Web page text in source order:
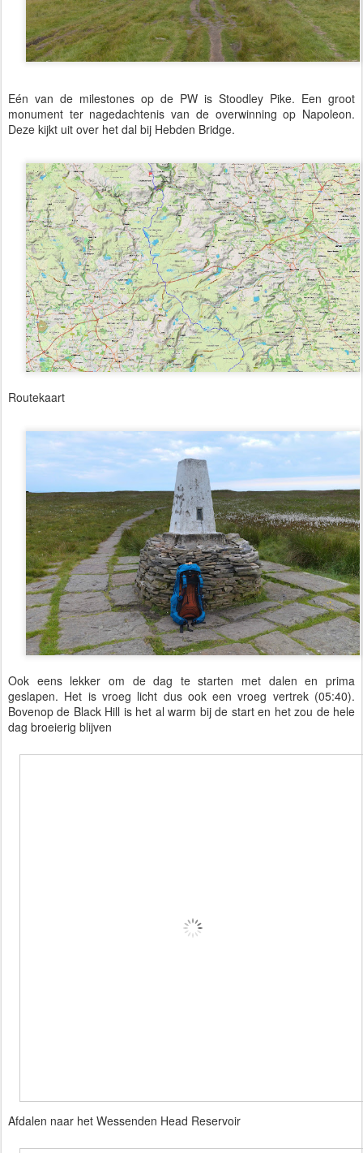
Eén van de milestones op de PW is Stoodley Pike. Een groot
monument ter nagedachtenis van de overwinning op Napoleon.
Deze kijkt uit over het dal bij Hebden Bridge.
Routekaart
Ook eens lekker om de dag te starten met dalen en prima
geslapen. Het is vroeg licht dus ook een vroeg vertrek (05:40).
Bovenop de Black Hill is het al warm bij de start en het zou de hele
dag broeierig blijven
Afdalen naar het Wessenden Head Reservoir